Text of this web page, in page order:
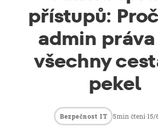
přístupů:
admin
všechny
pekel
Bezpečnost IT 5min čtení·15/